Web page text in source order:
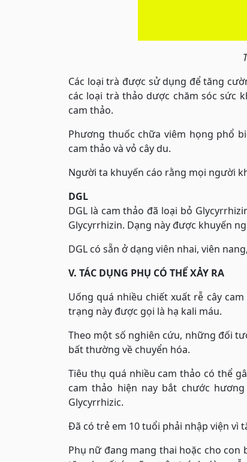
Các loại trà được sử dụng để tăng
các loại trà thảo dược chăm sóc sức
cam thảo.
Phương thuốc chữa viêm họng phổ
cam thảo và vỏ cây du.
Người ta khuyến cáo rằng mọi người
DGL
DGL là cam thảo đã loại bỏ
Glycyrrhizin. Dạng này được khuyến
DGL có sẵn ở dạng viên nhai, viên
V. TÁC DỤNG PHỤ CÓ THỂ XẢY RA
Uống quá nhiều chiết xuất rễ cây
trạng này được gọi là hạ kali máu.
Theo một số nghiên cứu, những đối
bất thường về chuyển hóa.
Tiêu thụ quá nhiều cam thảo có thể
cam thảo hiện nay bắt chước
Glycyrrhizic.
Đã có trẻ em 10 tuổi phải nhập viện vì
Phụ nữ đang mang thai hoặc cho